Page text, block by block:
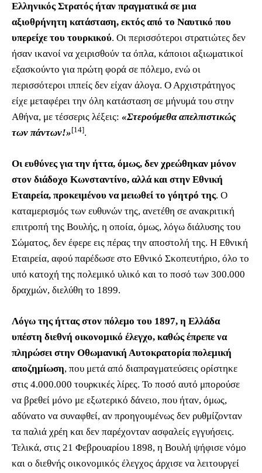
Ελληνικός Στρατός ήταν πραγματικά σε μια
αξιοθρήνητη κατάσταση, εκτός από το Ναυτικό που
υπερείχε του τουρκικού. Οι περισσότεροι στρατιώτες δεν
ήσαν ικανοί να χειρισθούν τα όπλα, κάποιοι αξιωματικοί
εξασκούντο για πρώτη φορά σε πόλεμο, ενώ οι
περισσότεροι ιππείς δεν είχαν άλογα. Ο Αρχιστράτηγος
είχε μεταφέρει την όλη κατάσταση σε μήνυμά του στην
Αθήνα, με τέσσερις λέξεις: «Στερούμεθα απελπιστικώς
των πάντων!» [14].
Οι ευθύνες για την ήττα, όμως, δεν χρεώθηκαν μόνον
στον διάδοχο Κωνσταντίνο, αλλά και στην Εθνική
Εταιρεία, προκειμένου να μειωθεί το γόητρό της. Ο
καταμερισμός των ευθυνών της, ανετέθη σε ανακριτική
επιτροπή της Βουλής, η οποία, όμως, λόγω διάλυσης του
Σώματος, δεν έφερε εις πέρας την αποστολή της. Η Εθνική
Εταιρεία, αφού παρέδωσε στο Εθνικό Σκοπευτήριο, όλο το
υπό κατοχή της πολεμικό υλικό και το ποσό των 300.000
δραχμών, διελύθη το 1899.
Λόγω της ήττας στον πόλεμο του 1897, η Ελλάδα
υπέστη διεθνή οικονομικό έλεγχο, καθώς έπρεπε να
πληρώσει στην Οθωμανική Αυτοκρατορία πολεμική
αποζημίωση, που μετά από διαπραγματεύσεις ορίστηκε
στις 4.000.000 τουρκικές λίρες. Το ποσό αυτό μπορούσε
να βρεθεί μόνο με εξωτερικό δάνειο, που ήταν, όμως,
αδύνατο να συναφθεί, αν προηγουμένως δεν ρυθμίζονταν
τα παλιά χρέη και δεν παρέχονταν ασφαλείς εγγυήσεις.
Τελικά, στις 21 Φεβρουαρίου 1898, η Βουλή ψήφισε νόμο
και ο διεθνής οικονομικός έλεγχος άρχισε να λειτουργεί